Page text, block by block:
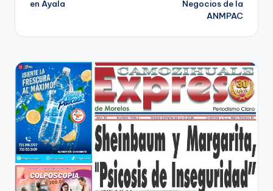
en Ayala
Negocios de la
ANMPAC